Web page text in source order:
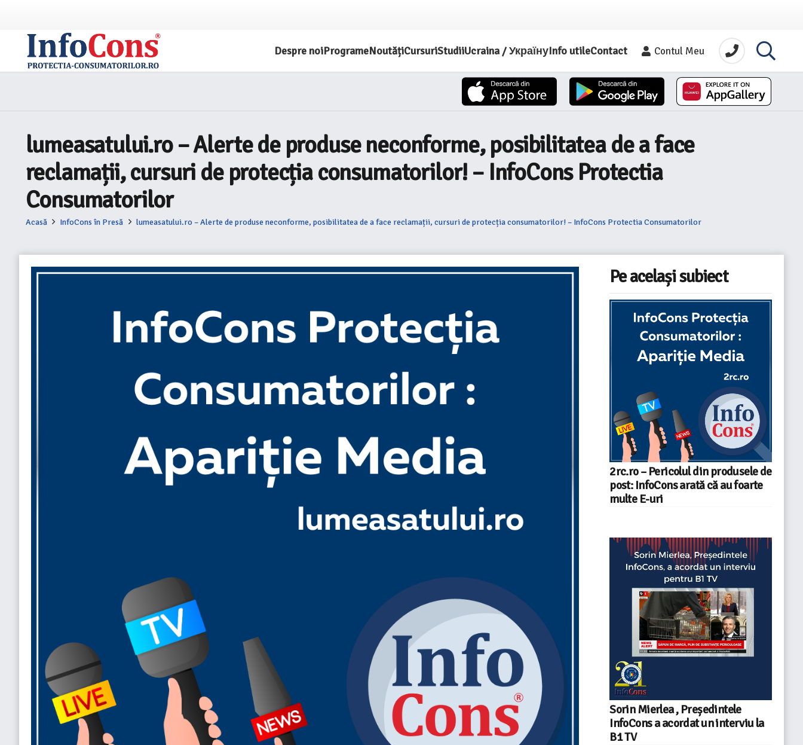
Despre noiProgrameNoutățiCursuriStudiiUcraina / УкраїнуInfo utileContact Contul Meu
lumeasatului.ro – Alerte de produse neconforme, posibilitatea de a face
reclamații, cursuri de protecția consumatorilor! – InfoCons Protectia
Consumatorilor
Acasă InfoCons în Presă lumeasatului.ro – Alerte de produse neconforme, posibilitatea de a face reclamații, cursuri de protecția consumatorilor! – InfoCons Protectia Consumatorilor
Pe același subiect
2rc.ro – Pericolul din produsele de
post: InfoCons arată că au foarte
multe E-uri
Sorin Mierlea , Președintele
InfoCons a acordat un interviu la
B1 TV